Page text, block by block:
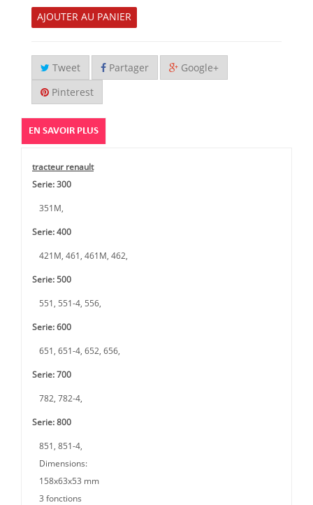
AJOUTER AU PANIER
Tweet Partager Google+
Pinterest
EN SAVOIR PLUS
tracteur renault
Serie: 300
351M,
Serie: 400
421M, 461, 461M, 462,
Serie: 500
551, 551-4, 556,
Serie: 600
651, 651-4, 652, 656,
Serie: 700
782, 782-4,
Serie: 800
851, 851-4,
Dimensions:
158x63x53 mm
3 fonctions